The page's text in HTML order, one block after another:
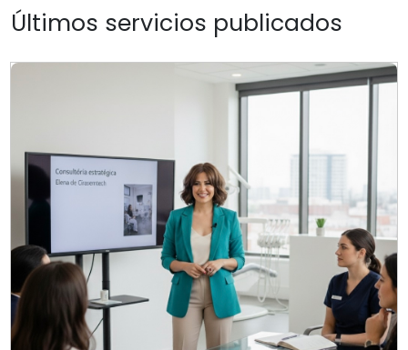
Últimos servicios publicados